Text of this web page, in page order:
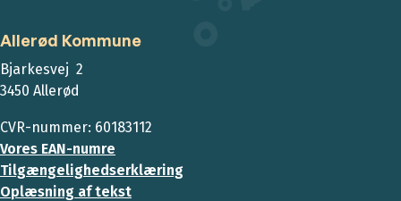
Allerød Kommune
Bjarkesvej 2
3450 Allerød
CVR-nummer: 60183112
Vores EAN-numre
Tilgængelighedserklæring
Oplæsning af tekst